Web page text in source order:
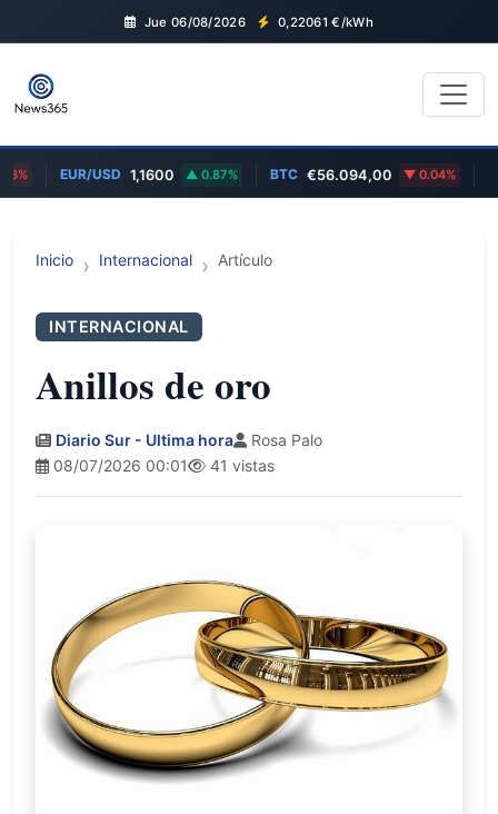
Jue 06/08/2026 0,22061 €/kWh
EUR/USD 1,1600 0.87% BTC €56.094,00 0.04%
Inicio Internacional Artículo
INTERNACIONAL
Anillos de oro
Diario Sur - Ultima hora
Rosa Palo
08/07/2026 00:01
41 vistas